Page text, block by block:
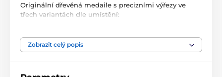
Originální dřevěná medaile s precizními výřezy ve
třech variantách dle umístění:
Stříbrná– průměr 8 cm
Zobrazit celý popis